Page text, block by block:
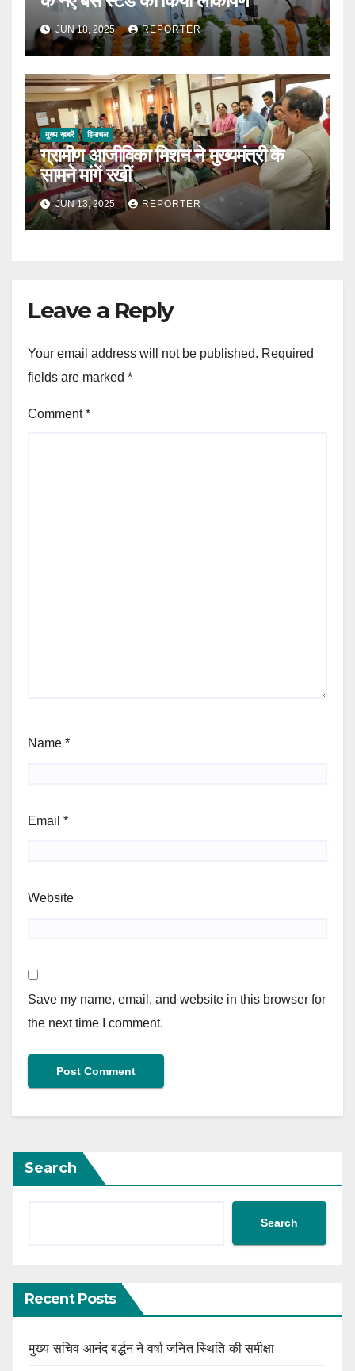
JUN 18, 2025 REPORTER
मुख्य ख़बरें हिमाचल
ग्रामीण आजीविका मिशन ने मुख्यमंत्री के
सामने मांगें रखीं
JUN 13, 2025 REPORTER
Leave a Reply
Your email address will not be published. Required
fields are marked *
Comment*
Name *
Email *
Website
Save my name, email, and website in this browser for
the next time I comment.
Search
Search
Recent Posts
मुख्य सचिव आनंद बर्द्धन ने वर्षा जनित स्थिति की समीक्षा